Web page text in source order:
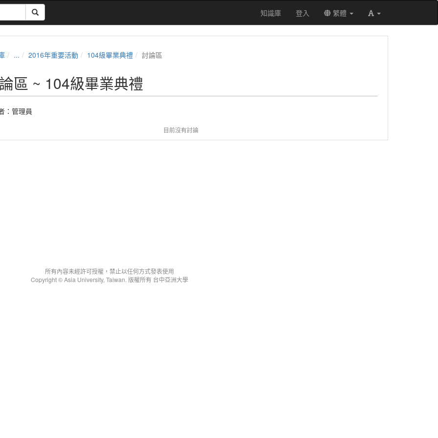
知識庫 登入 繁體
... 2016年重要活動 104級畢業典禮 討論區
區 ~ 104級畢業典禮
： 管理員
目前沒有討論
所有內容未經許可授權，禁止以任何方式發表使用
Copyright © Asia University, Taiwan. 版權所有 台中亞洲大學